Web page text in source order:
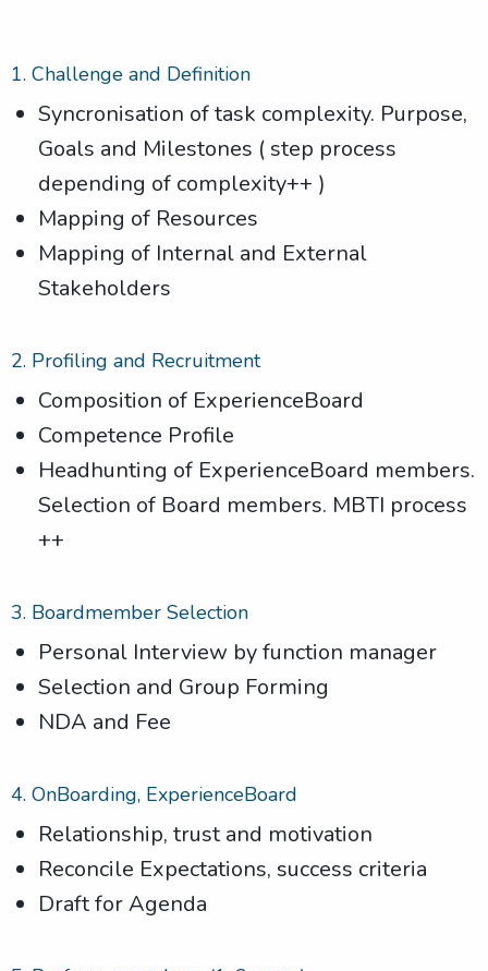
1. Challenge and Definition
Syncronisation of task complexity. Purpose,
Goals and Milestones ( step process
depending of complexity++ )
Mapping of Resources
Mapping of Internal and External
Stakeholders
2. Profiling and Recruitment
Composition of ExperienceBoard
Competence Profile
Headhunting of ExperienceBoard members.
Selection of Board members. MBTI process
++
3. Boardmember Selection
Personal Interview by function manager
Selection and Group Forming
NDA and Fee
4. OnBoarding, ExperienceBoard
Relationship, trust and motivation
Reconcile Expectations, success criteria
Draft for Agenda